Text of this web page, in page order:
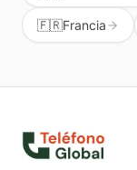
🇫🇷Francia